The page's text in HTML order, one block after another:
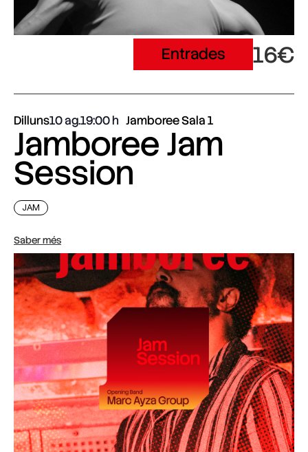
Entrades 16€
Dilluns10 ag.19:00 Jamboree Sala 1
Jamboree Jam
Session
JAM
Saber més